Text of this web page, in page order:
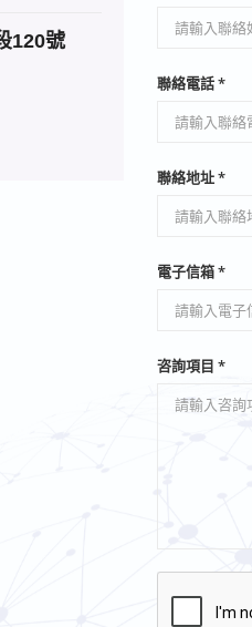
120號
聯絡電話 *
聯絡地址 *
電子信箱 *
咨詢項目 *